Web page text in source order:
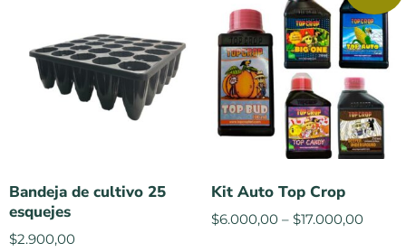
Bandeja de cultivo 25
esquejes
$2.900,00
Kit Auto Top Crop
$6.000,00 – $17.000,00